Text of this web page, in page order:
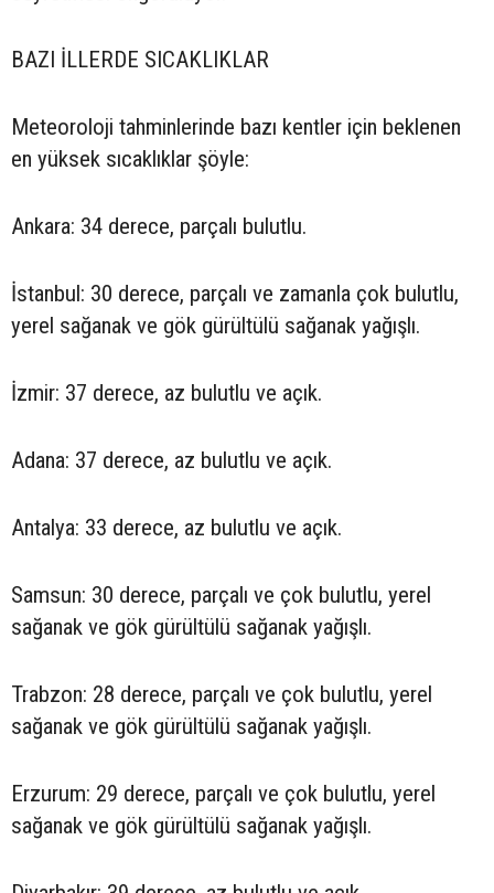
BAZI İLLERDE SICAKLIKLAR
Meteoroloji tahminlerinde bazı kentler için beklenen
en yüksek sıcaklıklar şöyle:
Ankara: 34 derece, parçalı bulutlu.
İstanbul: 30 derece, parçalı ve zamanla çok bulutlu,
yerel sağanak ve gök gürültülü sağanak yağışlı.
İzmir: 37 derece, az bulutlu ve açık.
Adana: 37 derece, az bulutlu ve açık.
Antalya: 33 derece, az bulutlu ve açık.
Samsun: 30 derece, parçalı ve çok bulutlu, yerel
sağanak ve gök gürültülü sağanak yağışlı.
Trabzon: 28 derece, parçalı ve çok bulutlu, yerel
sağanak ve gök gürültülü sağanak yağışlı.
Erzurum: 29 derece, parçalı ve çok bulutlu, yerel
sağanak ve gök gürültülü sağanak yağışlı.